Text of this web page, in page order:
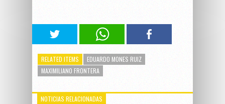
RELATED ITEMS
EDUARDO MONES RUIZ
MAXIMILIANO FRONTERA
NOTICIAS RELACIONADAS